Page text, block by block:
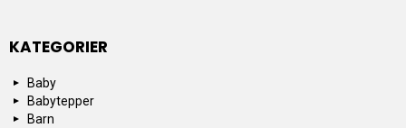
KATEGORIER
Baby
Babytepper
Barn